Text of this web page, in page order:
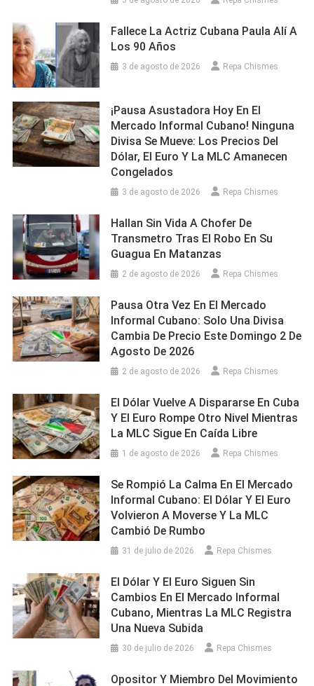
Fallece La Actriz Cubana Paula Alí A
Los 90 Años
3 de agosto de 2026 Repa Chismes
¡Pausa Asustadora Hoy En El
Mercado Informal Cubano! Ninguna
Divisa Se Mueve: Los Precios Del
Dólar, El Euro Y La MLC Amanecen
Congelados
3 de agosto de 2026 Repa Chismes
Hallan Sin Vida A Chofer De
Transmetro Tras El Robo En Su
Guagua En Matanzas
2 de agosto de 2026 Repa Chismes
Pausa Otra Vez En El Mercado
Informal Cubano: Solo Una Divisa
Cambia De Precio Este Domingo 2 De
Agosto De 2026
2 de agosto de 2026 Repa Chismes
El Dólar Vuelve A Dispararse En Cuba
Y El Euro Rompe Otro Nivel Mientras
La MLC Sigue En Caída Libre
1 de agosto de 2026 Repa Chismes
Se Rompió La Calma En El Mercado
Informal Cubano: El Dólar Y El Euro
Volvieron A Moverse Y La MLC
Cambió De Rumbo
31 de julio de 2026 Repa Chismes
El Dólar Y El Euro Siguen Sin
Cambios En El Mercado Informal
Cubano, Mientras La MLC Registra
Una Nueva Subida
30 de julio de 2026 Repa Chismes
Opositor Y Miembro Del Movimiento